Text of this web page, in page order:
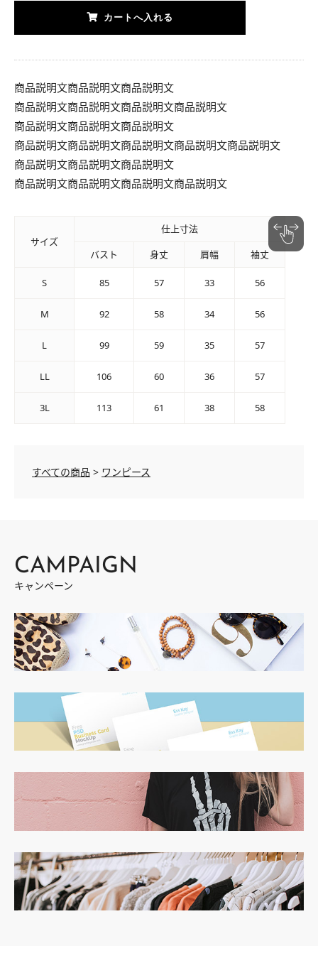
商品説明文商品説明文商品説明文
商品説明文商品説明文商品説明文商品説明文
商品説明文商品説明文商品説明文
商品説明文商品説明文商品説明文商品説明文商品説明文
商品説明文商品説明文商品説明文
商品説明文商品説明文商品説明文商品説明文
サイズ
仕上寸法
バスト
身丈 肩幅 袖丈
S 85 57 33 56
M 92 58 34 56
L 99 59 35 57
LL 106 60 36 57
3L 113 61 38 58
すべての商品 > ワンピース
CAMPAIGN
キャンペーン